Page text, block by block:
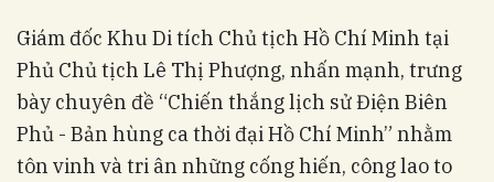
Giám đốc Khu Di tích Chủ tịch Hồ Chí Minh tại
Phủ Chủ tịch Lê Thị Phượng, nhấn mạnh, trưng
bày chuyên đề “Chiến thắng lịch sử Điện Biên
Phủ - Bản hùng ca thời đại Hồ Chí Minh” nhằm
tôn vinh và tri ân những cống hiến, công lao to